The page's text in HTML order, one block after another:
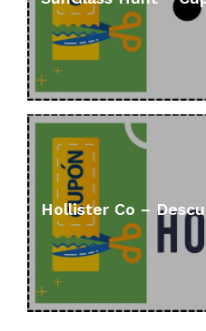
Hollister Co –